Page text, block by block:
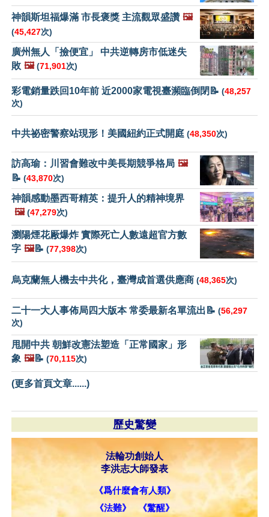
神韻斯坦福爆滿 市長褒獎 主流觀眾盛讚 🖼️
(45,427次)
廣州無人「撿便宜」 中共逆轉房市低迷失
敗 🖼️ (71,901次)
彩電銷量跌回10年前 近2000家電視臺瀕臨倒閉📝 (48,257
次)
中共祕密警察站現形！美國紐約正式開庭 (48,350次)
訪高瑜：川習會難改中美長期競爭格局 🖼️
📝 (43,870次)
神韻感動墨西哥精英：提升人的精神境界
🖼️ (47,279次)
瀏陽煙花厰爆炸 實際死亡人數遠超官方數
字 🖼️📝 (77,398次)
烏克蘭無人機去中共化，臺灣成首選供應商 (48,365次)
二十一大人事佈局四大版本 常委最新名單流出📝 (56,297
次)
甩開中共 朝鮮改憲法塑造「正常國家」形
象 🖼️📝 (70,115次)
(更多首頁文章......)
歷史驚變
法輪功創始人
李洪志大師發表
《爲什麼會有人類》
《法難》
《驚醒》